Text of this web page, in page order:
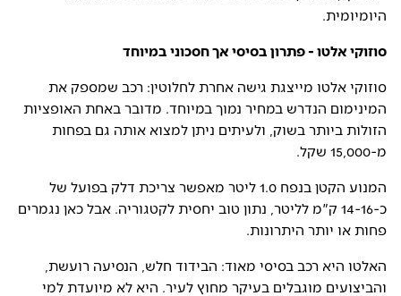
היומיומית.
סוזוקי אלטו - פתרון בסיסי אך חסכוני במיוחד
סוזוקי אלטו מייצגת גישה אחרת לחלוטין: רכב שמספק את
המינימום הנדרש במחיר נמוך במיוחד. מדובר באחת האופציות
הזולות ביותר בשוק, ולעיתים ניתן למצוא אותה גם בפחות
מ-15,000 שקל.
המנוע הקטן בנפח 1.0 ליטר מאפשר צריכת דלק בפועל של
כ-14-16 ק"מ לליטר, נתון טוב יחסית לקטגוריה. אבל כאן נגמרים
פחות או יותר היתרונות.
האלטו היא רכב בסיסי מאוד: הבידוד חלש, הנסיעה רועשת,
והביצועים מוגבלים בעיקר מחוץ לעיר. היא לא מיועדת למי